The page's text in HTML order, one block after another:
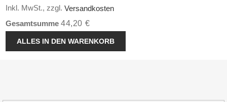
Inkl. MwSt., zzgl. Versandkosten
Gesamtsumme 44,20 €
ALLES IN DEN WARENKORB